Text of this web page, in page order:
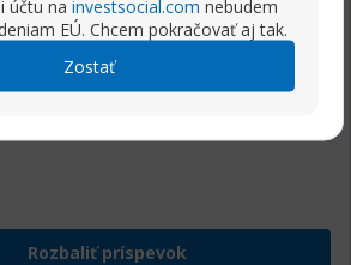
účtu na investsocial.com nebudem
EÚ. Chcem pokračovať aj tak.
Zostaťshowthread.php?
showthread.php?
Rozbaliť príspevok